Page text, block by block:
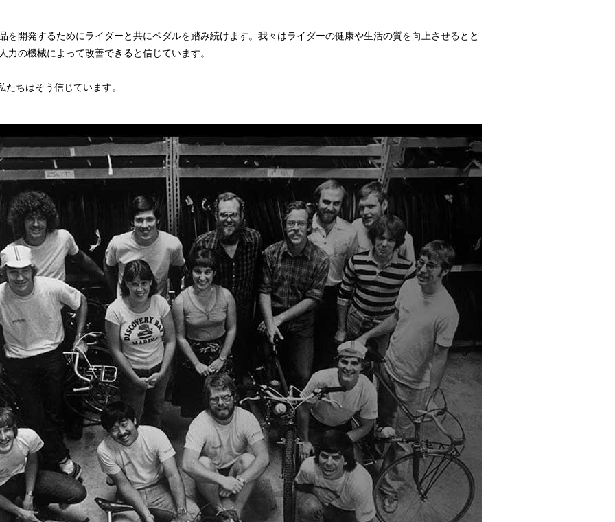
を開発するためにライダーと共にペダルを踏み続けます。我々はライダーの健康や生活の質を向上させるとと
力の機械によって改善できると信じています。
ちはそう信じています。